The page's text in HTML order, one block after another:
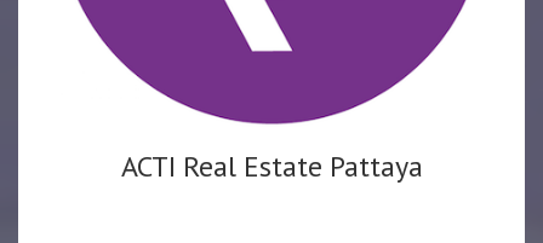
ACTI Real Estate Pattaya